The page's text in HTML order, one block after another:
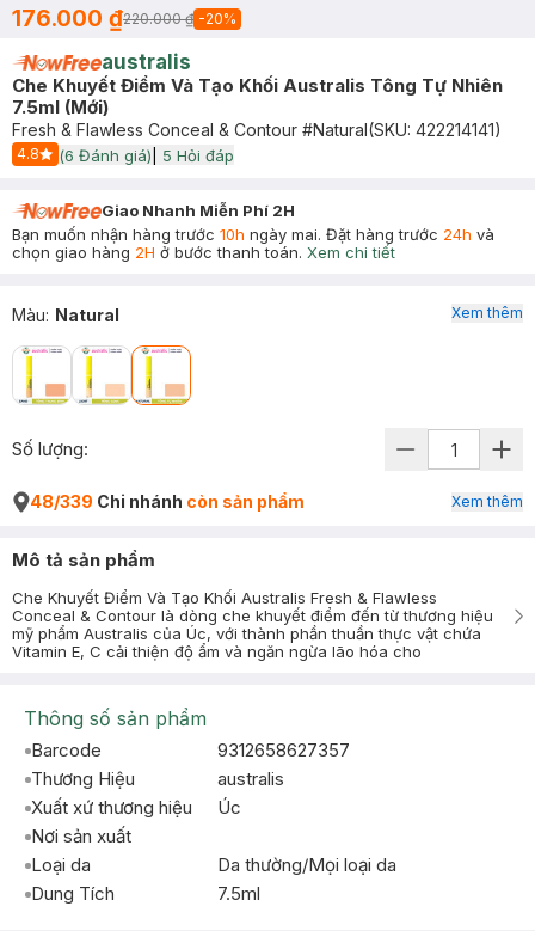
176.000 ₫220.000 ₫ -20%
australis
Che Khuyết Điểm Và Tạo Khối Australis Tông Tự Nhiên
7.5ml (Mới)
Fresh & Flawless Conceal & Contour #Natural(SKU: 422214141)
4.8
Start Icon
(6 Đánh giá) 5 Hỏi đáp
Giao Nhanh Miễn Phí 2H
Bạn muốn nhận hàng trước 10h ngày mai. Đặt hàng trước 24h và
chọn giao hàng 2H ở bước thanh toán. Xem chi tiết
Màu: Natural Xem thêm
Số lượng:
48/339 Chi nhánh còn sản phẩm Xem thêm
Mô tả sản phẩm
Che Khuyết Điểm Và Tạo Khối Australis Fresh & Flawless
Conceal & Contour là dòng che khuyết điểm đến từ thương hiệu
mỹ phẩm Australis của Úc, với thành phần thuần thực vật chứa
Vitamin E, C cải thiện độ ẩm và ngăn ngừa lão hóa cho
Thông số sản phẩm
Barcode
9312658627357
Thương Hiệu
australis
Xuất xứ thương hiệu
Úc
Nơi sản xuất
Loại da
Da thường/Mọi loại da
Dung Tích
7.5ml